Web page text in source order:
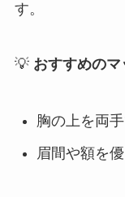
す。
💡 おすすめの
胸の上を両
眉間や額を